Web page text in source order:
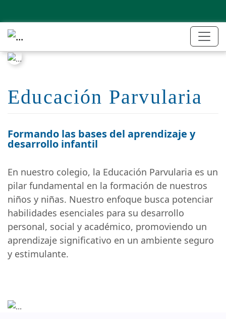
Educación Parvularia
Formando las bases del aprendizaje y
desarrollo infantil
En nuestro colegio, la Educación Parvularia es un
pilar fundamental en la formación de nuestros
niños y niñas. Nuestro enfoque busca potenciar
habilidades esenciales para su desarrollo
personal, social y académico, promoviendo un
aprendizaje significativo en un ambiente seguro
y estimulante.